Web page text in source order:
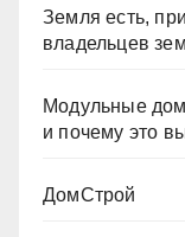
Земля есть,
владельцев
Модульные
и почему это
ДомСтрой